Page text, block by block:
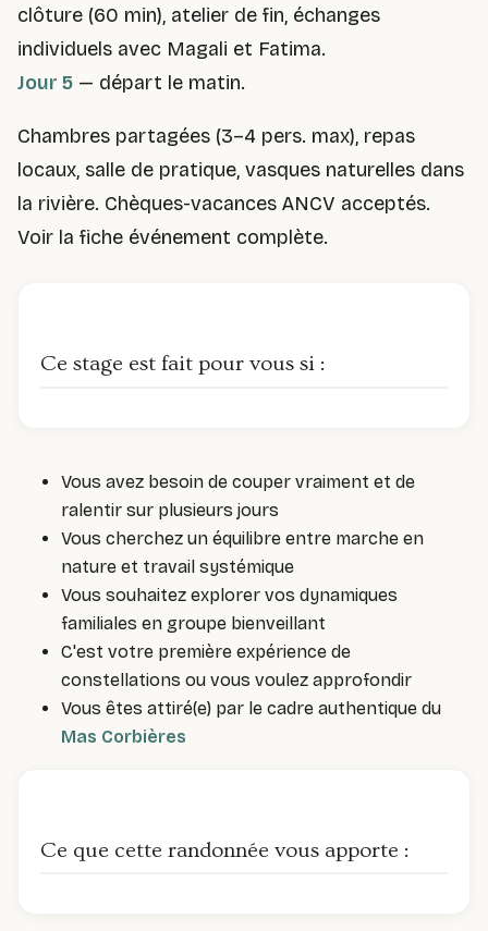
clôture (60 min), atelier de fin, échanges
individuels avec Magali et Fatima.
Jour 5 — départ le matin.
Chambres partagées (3–4 pers. max), repas
locaux, salle de pratique, vasques naturelles dans
la rivière. Chèques-vacances ANCV acceptés.
Voir la fiche événement complète.
Ce stage est fait pour vous si :
Vous avez besoin de couper vraiment et de
ralentir sur plusieurs jours
Vous cherchez un équilibre entre marche en
nature et travail systémique
Vous souhaitez explorer vos dynamiques
familiales en groupe bienveillant
C'est votre première expérience de
constellations ou vous voulez approfondir
Vous êtes attiré(e) par le cadre authentique du
Mas Corbières
Ce que cette randonnée vous apporte :